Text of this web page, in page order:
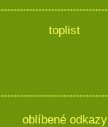
toplist
oblíbené odkazy